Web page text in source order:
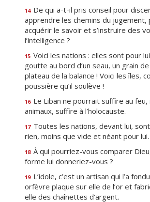
14 De qui a-t-il pris conseil pour
apprendre les chemins du jugement,
acquérir le savoir et s’instruire des
l’intelligence ?
15 Voici les nations : elles sont pour
goutte au bord d’un seau, un grain
plateau de la balance ! Voici les îles,
poussière qu’il soulève !
16 Le Liban ne pourrait suffire au feu,
animaux, suffire à l’holocauste.
17 Toutes les nations, devant lui,
rien, moins que vide et néant pour lui.
18 À qui pourriez-vous comparer
forme lui donneriez-vous ?
19 L’idole, c’est un artisan qui l’a
orfèvre plaque sur elle de l’or et
elle des chaînettes d’argent.